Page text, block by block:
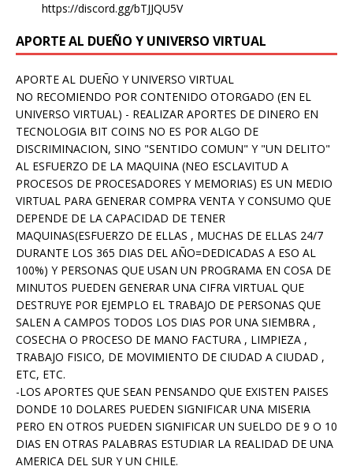
https://discord.gg/bTJJQU5V
APORTE AL DUEÑO Y UNIVERSO VIRTUAL
APORTE AL DUEÑO Y UNIVERSO VIRTUAL
NO RECOMIENDO POR CONTENIDO OTORGADO (EN EL
UNIVERSO VIRTUAL) - REALIZAR APORTES DE DINERO EN
TECNOLOGIA BIT COINS NO ES POR ALGO DE
DISCRIMINACION, SINO "SENTIDO COMUN" Y "UN DELITO"
AL ESFUERZO DE LA MAQUINA (NEO ESCLAVITUD A
PROCESOS DE PROCESADORES Y MEMORIAS) ES UN MEDIO
VIRTUAL PARA GENERAR COMPRA VENTA Y CONSUMO QUE
DEPENDE DE LA CAPACIDAD DE TENER
MAQUINAS(ESFUERZO DE ELLAS , MUCHAS DE ELLAS 24/7
DURANTE LOS 365 DIAS DEL AÑO=DEDICADAS A ESO AL
100%) Y PERSONAS QUE USAN UN PROGRAMA EN COSA DE
MINUTOS PUEDEN GENERAR UNA CIFRA VIRTUAL QUE
DESTRUYE POR EJEMPLO EL TRABAJO DE PERSONAS QUE
SALEN A CAMPOS TODOS LOS DIAS POR UNA SIEMBRA ,
COSECHA O PROCESO DE MANO FACTURA , LIMPIEZA ,
TRABAJO FISICO, DE MOVIMIENTO DE CIUDAD A CIUDAD ,
ETC, ETC.
-LOS APORTES QUE SEAN PENSANDO QUE EXISTEN PAISES
DONDE 10 DOLARES PUEDEN SIGNIFICAR UNA MISERIA
PERO EN OTROS PUEDEN SIGNIFICAR UN SUELDO DE 9 O 10
DIAS EN OTRAS PALABRAS ESTUDIAR LA REALIDAD DE UNA
AMERICA DEL SUR Y UN CHILE.